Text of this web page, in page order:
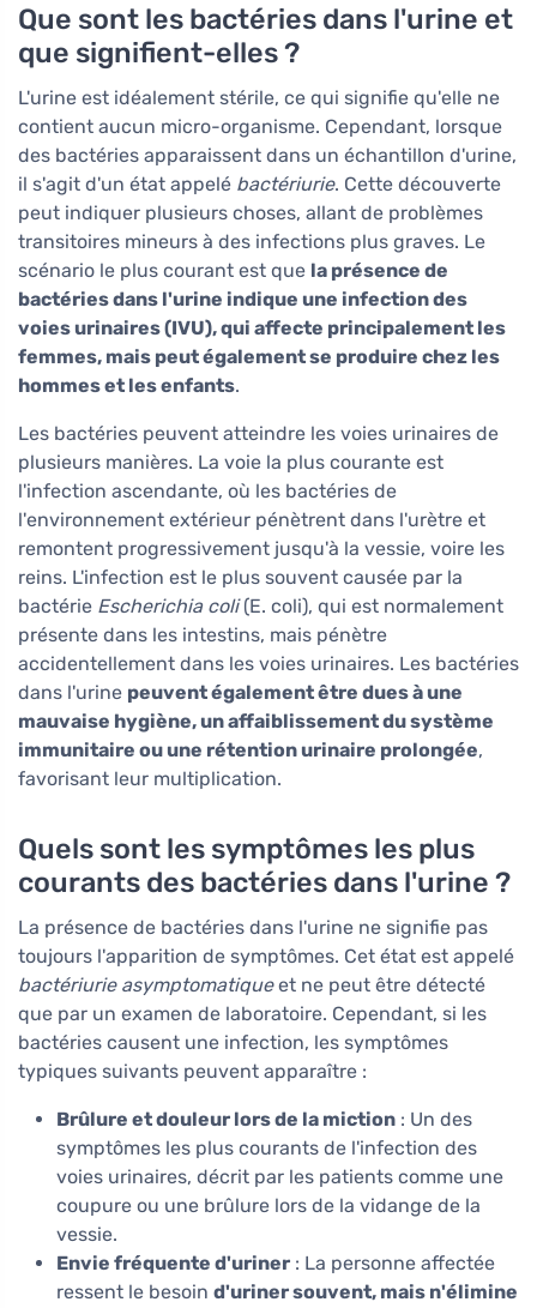
Que sont les bactéries dans l'urine et
que signifient-elles ?
L'urine est idéalement stérile, ce qui signifie qu'elle ne
contient aucun micro-organisme. Cependant, lorsque
des bactéries apparaissent dans un échantillon d'urine,
il s'agit d'un état appelé bactériurie. Cette découverte
peut indiquer plusieurs choses, allant de problèmes
transitoires mineurs à des infections plus graves. Le
scénario le plus courant est que la présence de
bactéries dans l'urine indique une infection des
voies urinaires (IVU), qui affecte principalement les
femmes, mais peut également se produire chez les
hommes et les enfants.
Les bactéries peuvent atteindre les voies urinaires de
plusieurs manières. La voie la plus courante est
l'infection ascendante, où les bactéries de
l'environnement extérieur pénètrent dans l'urètre et
remontent progressivement jusqu'à la vessie, voire les
reins. L'infection est le plus souvent causée par la
bactérie Escherichia coli(E. coli), qui est normalement
présente dans les intestins, mais pénètre
accidentellement dans les voies urinaires. Les bactéries
dans l'urine peuvent également être dues à une
mauvaise hygiène, un affaiblissement du système
immunitaire ou une rétention urinaire prolongée,
favorisant leur multiplication.
Quels sont les symptômes les plus
courants des bactéries dans l'urine ?
La présence de bactéries dans l'urine ne signifie pas
toujours l'apparition de symptômes. Cet état est appelé
bactériurie asymptomatiqueet ne peut être détecté
que par un examen de laboratoire. Cependant, si les
bactéries causent une infection, les symptômes
typiques suivants peuvent apparaître :
Brûlure et douleur lors de la miction : Un des
symptômes les plus courants de l'infection des
voies urinaires, décrit par les patients comme une
coupure ou une brûlure lors de la vidange de la
vessie.
Envie fréquente d'uriner : La personne affectée
ressent le besoin d'uriner souvent, mais n'élimine